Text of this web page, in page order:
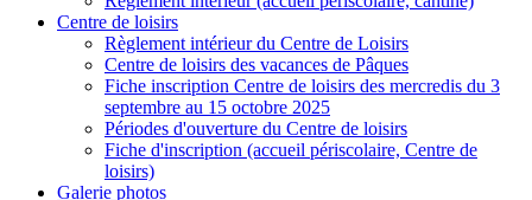
Centre de loisirs
Règlement intérieur du Centre de Loisirs
Centre de loisirs des vacances de Pâques
Fiche inscription Centre de loisirs des mercredis du 3
septembre au 15 octobre 2025
Périodes d'ouverture du Centre de loisirs
Fiche d'inscription (accueil périscolaire, Centre de
loisirs)
Galerie photos